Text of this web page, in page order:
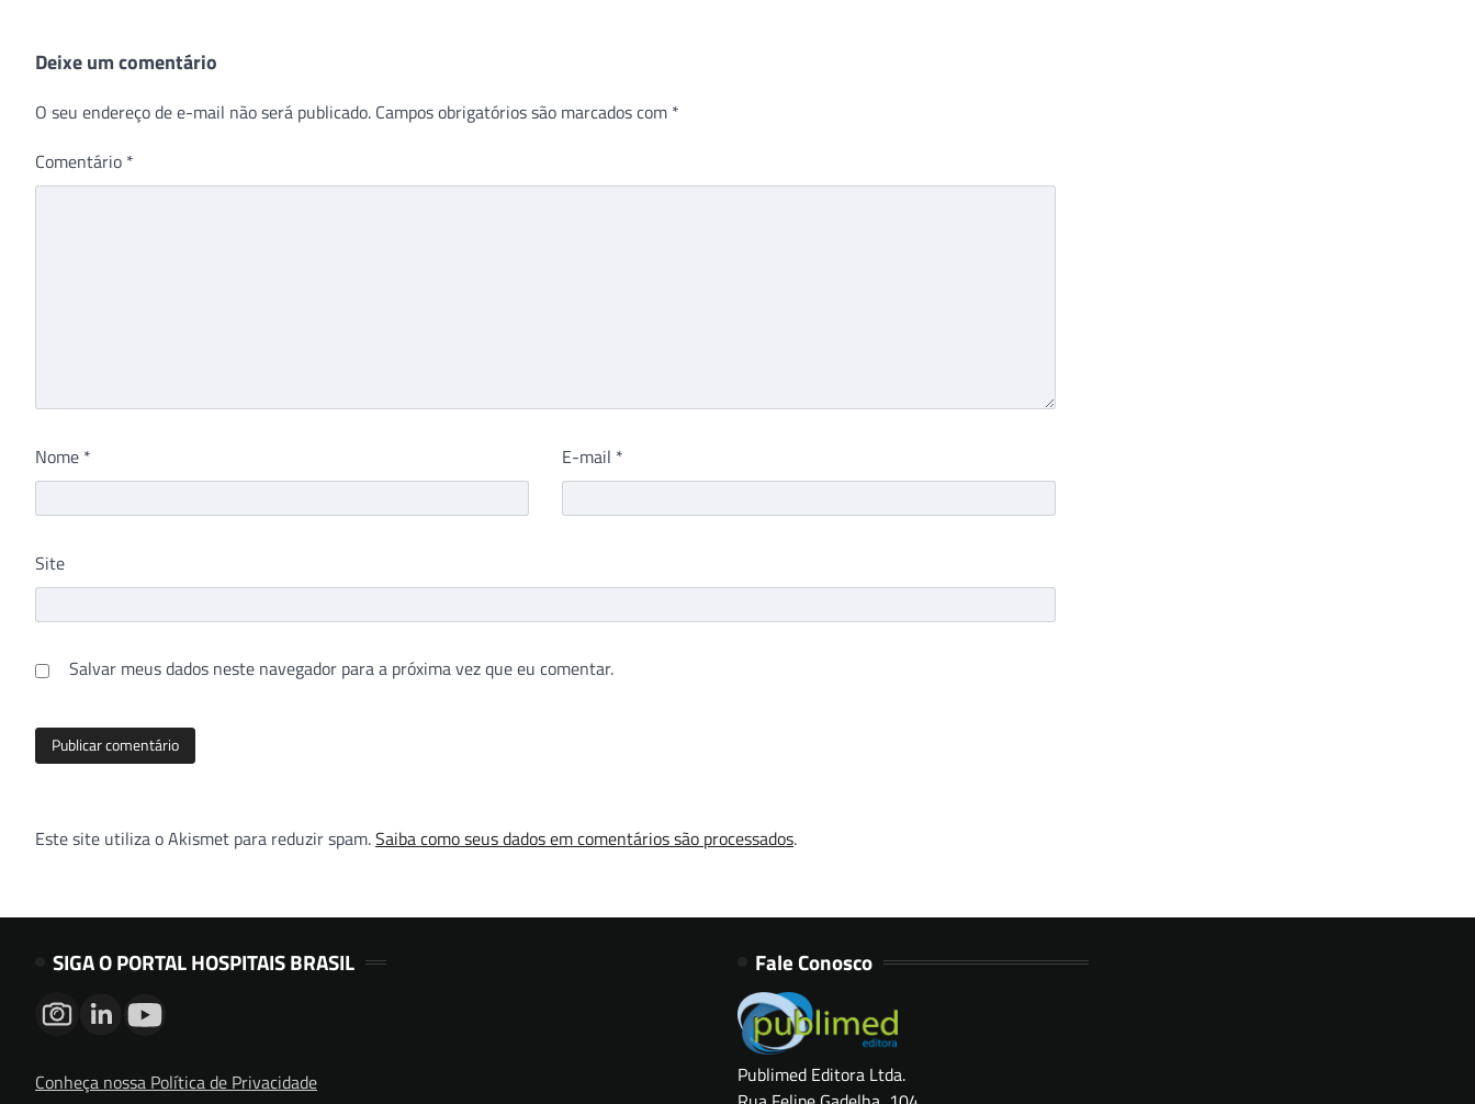
Deixe um comentário
O seu endereço de e-mail não será publicado. Campos obrigatórios são marcados com *
Comentário *
Nome * E-mail *
Site
Salvar meus dados neste navegador para a próxima vez que eu comentar.
Este site utiliza o Akismet para reduzir spam.Saiba como seus dados em comentários são processados.
SIGA O PORTAL HOSPITAIS BRASIL
Conheça nossa Política de Privacidade
Fale Conosco
Publimed Editora Ltda.